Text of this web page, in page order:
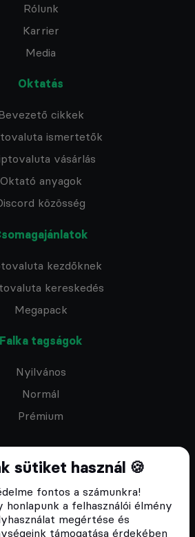
sütiket használ 🍪
fontos a számunkra!
honlapunk a felhasználói élmény
megértése és
támogatása érdekében
Rólunk
Karrier
Media
Oktatás
cikkek
ismertetők
vásárlás
Oktató anyagok
közösség
kezdőknek
kereskedés
Megapack
Falka tagságok
Nyilvános
Normál
Prémium
a hírlevélre